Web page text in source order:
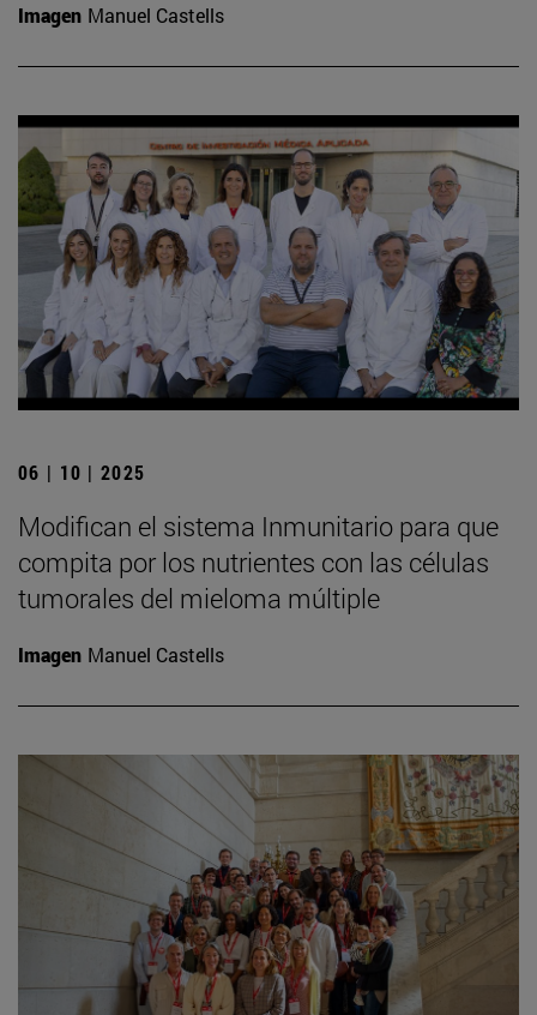
Imagen Manuel Castells
06 | 10 | 2025
Modifican el sistema Inmunitario para que
compita por los nutrientes con las células
tumorales del mieloma múltiple
Imagen Manuel Castells